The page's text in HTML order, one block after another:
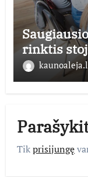
rinktis
Tikprisijungę